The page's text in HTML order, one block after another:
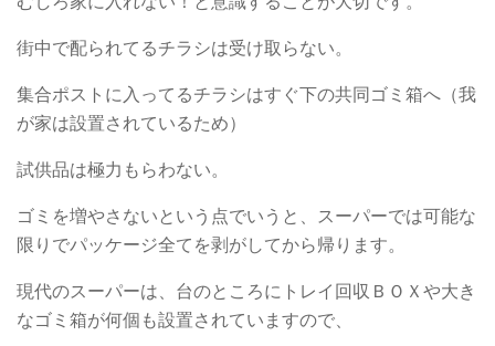
街中で配られてるチラシは受け取らない。
集合ポストに入ってるチラシはすぐ下の共同ゴミ箱へ（我
が家は設置されているため）
試供品は極力もらわない。
ゴミを増やさないという点でいうと、スーパーでは可能な
限りでパッケージ全てを剥がしてから帰ります。
現代のスーパーは、台のところにトレイ回収ＢＯＸや大き
なゴミ箱が何個も設置されていますので、